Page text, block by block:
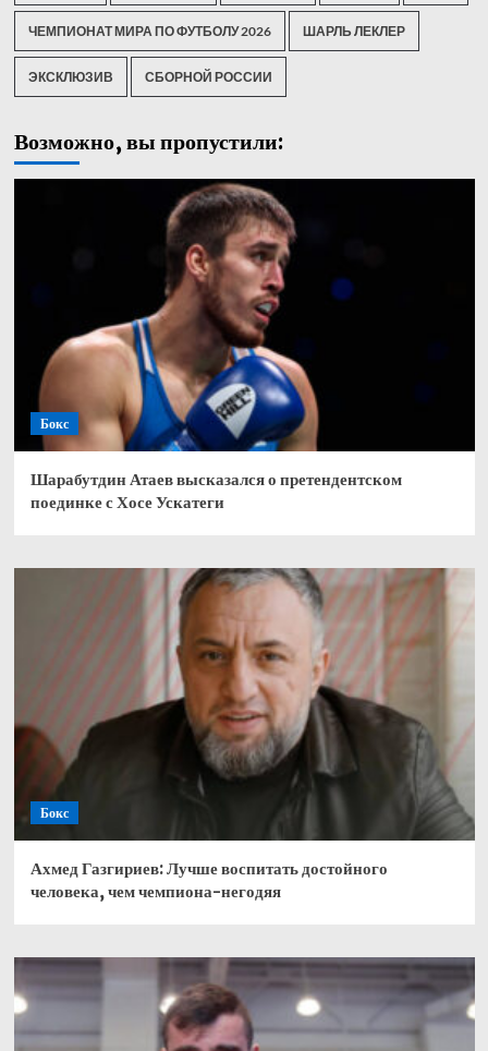
ЧЕМПИОНАТ МИРА ПО ФУТБОЛУ 2026 ШАРЛЬ ЛЕКЛЕР
ЭКСКЛЮЗИВ СБОРНОЙ РОССИИ
Возможно, вы пропустили:
Бокс
Шарабутдин Атаев высказался о претендентском
поединке с Хосе Ускатеги
Бокс
Ахмед Газгириев: Лучше воспитать достойного
человека, чем чемпиона-негодяя